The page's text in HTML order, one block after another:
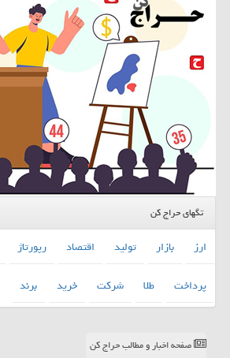
تگهای حراج کن
ارز بازار تولید اقتصاد رپورتاژ
پرداخت
طلا شركت خرید برند
صفحه اخبار و مطالب حراج کن